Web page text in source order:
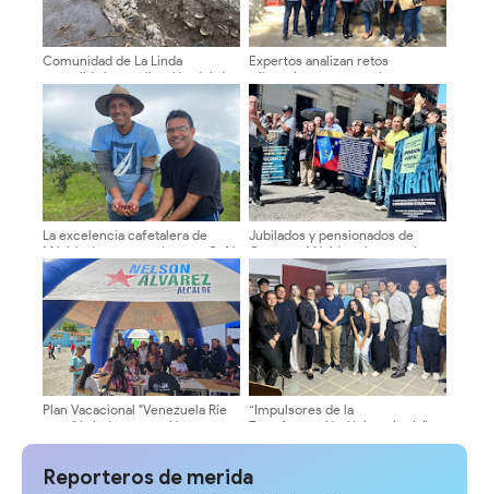
Comunidad de La Linda
consolida la canalización del río
junto al Poder Popular
Expertos analizan retos
tributarios y perspectivas
económicas 2026-2027 en la
ULA
La excelencia cafetalera de
Mérida destaca en “Lara es Café
2026”
Jubilados y pensionados de
Cantv en Mérida exigen mejoras
salariales y servicios médicos
Plan Vacacional "Venezuela Ríe
2026" brinda recreación y
cultura a niños del municipio
“Impulsores de la
Transformación Universitaria”
sostuvieron encuentros en la
sostenibilidad
Reporteros de merida